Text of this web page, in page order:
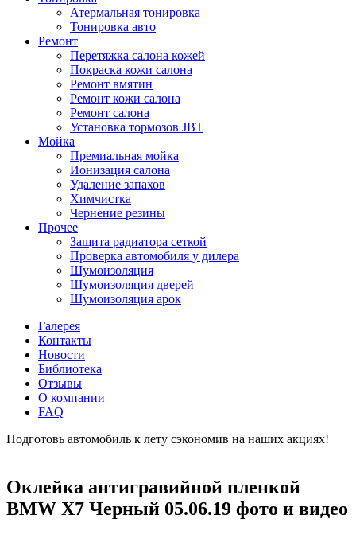
Атермальная тонировка
Тонировка авто
Ремонт
Перетяжка салона кожей
Покраска кожи салона
Ремонт вмятин
Ремонт кожи салона
Ремонт салона
Установка тормозов JBT
Мойка
Премиальная мойка
Ионизация салона
Удаление запахов
Химчистка
Чернение резины
Прочее
Защита радиатора сеткой
Проверка автомобиля у дилера
Шумоизоляция
Шумоизоляция дверей
Шумоизоляция арок
Галерея
Контакты
Новости
Библиотека
Отзывы
О компании
FAQ
Подготовь автомобиль к лету сэкономив на наших акциях!
Оклейка антигравийной пленкой
BMW X7 Черный 05.06.19 фото и видео